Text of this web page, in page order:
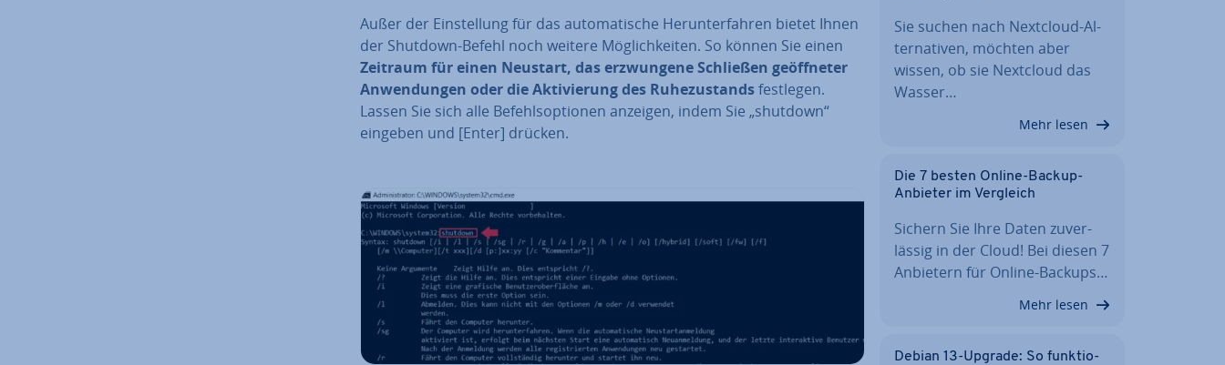
Außer der Ein­stel­lung für das au­to­ma­ti­sche Her­un­ter­fah­ren bietet Ihnen
der Shutdown-Befehl noch weitere Mög­lich­kei­ten. So können Sie einen
Zeitraum für einen Neustart, das er­zwun­ge­ne Schließen ge­öff­ne­ter
An­wen­dun­gen oder die Ak­ti­vie­rung des Ru­he­zu­standsfestlegen.
Lassen Sie sich alle Be­fehls­op­tio­nen anzeigen, indem Sie „shutdown“
eingeben und [Enter] drücken.
Sie suchen nach Nextcloud-Al­
ter­na­ti­ven, möchten aber
wissen, ob sie Nextcloud das
Wasser…
Mehr lesen
Die 7 besten Online-Backup-
Anbieter im Vergleich
Sichern Sie Ihre Daten zu­ver­
läs­sig in der Cloud! Bei diesen 7
Anbietern für Online-Backups…
Mehr lesen
Debian 13-Upgrade: So funk­tio­